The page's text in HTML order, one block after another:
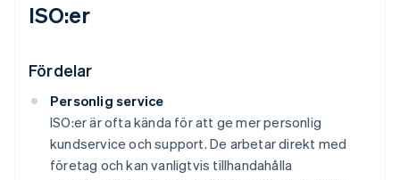
ISO:er
Fördelar
Personlig service
ISO:er är ofta kända för att ge mer personlig
kundservice och support. De arbetar direkt med
företag och kan vanligtvis tillhandahålla